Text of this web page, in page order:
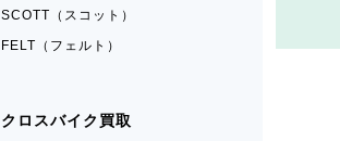
SCOTT（スコット）
FELT（フェルト）
クロスバイク買取